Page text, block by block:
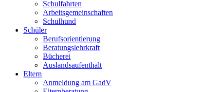
Schulfahrten
Arbeitsgemeinschaften
Schulhund
Schüler
Berufsorientierung
Beratungslehrkraft
Bücherei
Auslandsaufenthalt
Eltern
Anmeldung am GadV